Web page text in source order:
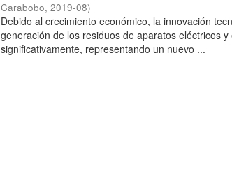
Carabobo,2019-08)
Debido al crecimiento económico, la innovación
generación de los residuos de aparatos eléctricos
significativamente, representando un nuevo ...